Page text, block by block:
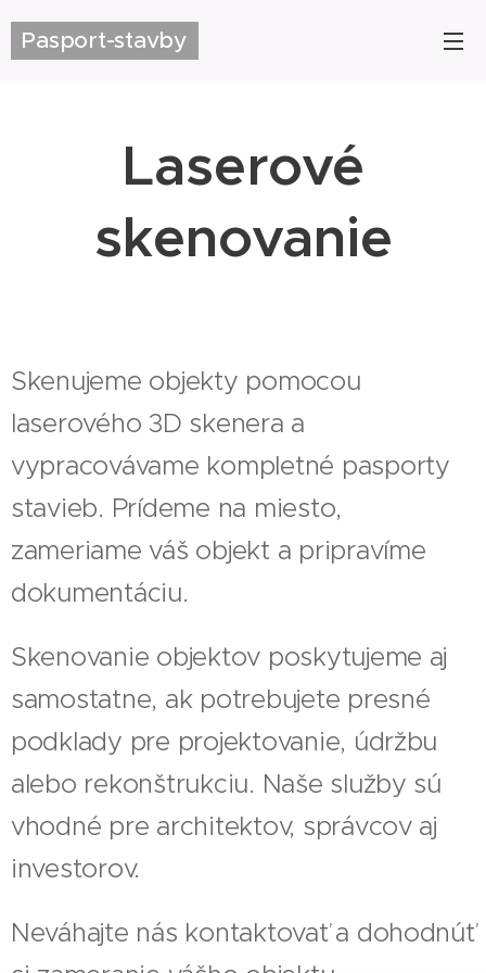
Pasport-stavby
Laserové
skenovanie
Skenujeme objekty pomocou
laserového 3D skenera a
vypracovávame kompletné pasporty
stavieb. Prídeme na miesto,
zameriame váš objekt a pripravíme
dokumentáciu.
Skenovanie objektov poskytujeme aj
samostatne, ak potrebujete presné
podklady pre projektovanie, údržbu
alebo rekonštrukciu. Naše služby sú
vhodné pre architektov, správcov aj
investorov.
Neváhajte nás kontaktovať a dohodnúť